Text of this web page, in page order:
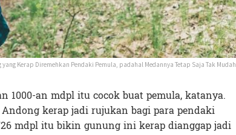
yang Kerap Diremehkan Pendaki Pemula, padahal Medannya Tetap Saja Tak Mudah
1000-an mdpl itu cocok buat pemula, katanya.
kerap jadi rujukan bagi para pendaki
mdpl itu bikin gunung ini kerap dianggap jadi